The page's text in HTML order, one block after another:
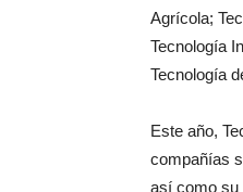
Agrícola;
Tecnología
Tecnología
Este año,
compañías
así como su